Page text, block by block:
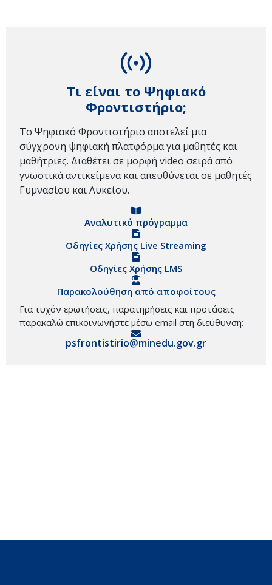
Τι είναι το Ψηφιακό
Φροντιστήριο;
Το Ψηφιακό Φροντιστήριο αποτελεί μια
σύγχρονη ψηφιακή πλατφόρμα για μαθητές και
μαθήτριες. Διαθέτει σε μορφή video σειρά από
γνωστικά αντικείμενα και απευθύνεται σε μαθητές
Γυμνασίου και Λυκείου.
Αναλυτικό πρόγραμμα
Οδηγίες Χρήσης Live Streaming
Οδηγίες Χρήσης LMS
Παρακολούθηση από αποφοίτους
Για τυχόν ερωτήσεις, παρατηρήσεις και προτάσεις
παρακαλώ επικοινωνήστε μέσω email στη διεύθυνση:
psfrontistirio@minedu.gov.gr